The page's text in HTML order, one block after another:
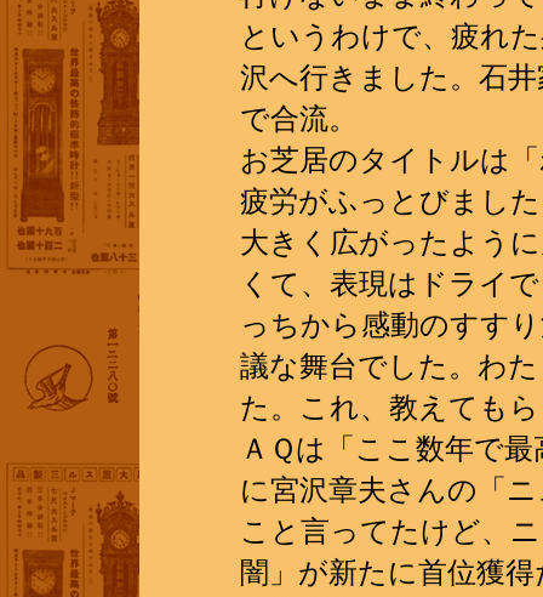
というわけで、疲れ
沢へ行きました。石
で合流。
お芝居のタイトルは
疲労がふっとびまし
大きく広がったよう
くて、表現はドライ
っちから感動のすす
議な舞台でした。わ
た。これ、教えても
ＡＱは「ここ数年で
に宮沢章夫さんの「
こと言ってたけど、
闇」が新たに首位獲